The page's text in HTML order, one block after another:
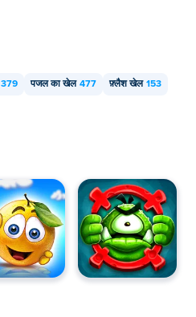
379 पजल का खेल 477 फ़्लैश खेल 153